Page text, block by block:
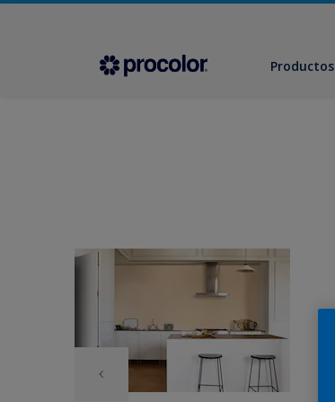
Productos